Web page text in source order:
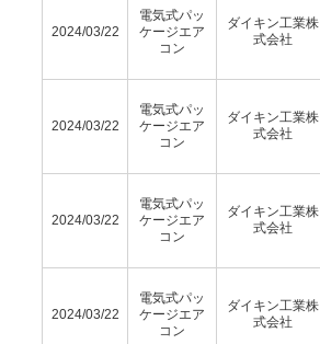
2024/03/22
電気式パッ
ケージエア
コン
ダイキン工業株
式会社
2024/03/22
電気式パッ
ケージエア
コン
ダイキン工業株
式会社
2024/03/22
電気式パッ
ケージエア
コン
ダイキン工業株
式会社
2024/03/22
電気式パッ
ケージエア
コン
ダイキン工業株
式会社